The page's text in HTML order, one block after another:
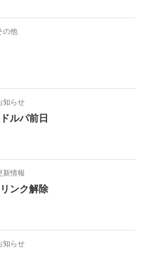
の他
知らせ
ルパ前日
新情報
ンク解除
知らせ